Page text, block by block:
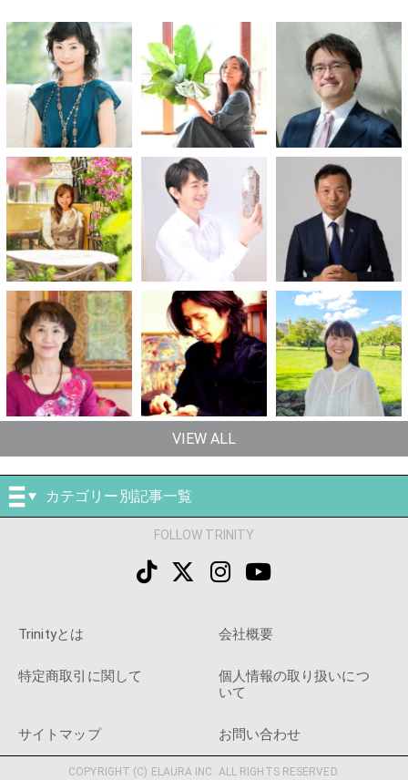
VIEW ALL
カテゴリー別記事一覧
FOLLOW TRINITY
Trinityとは 会社概要
特定商取引に関して
個人情報の取り扱いにつ
いて
サイトマップ お問い合わせ
COPYRIGHT (C) ELAURA INC. ALL RIGHTS RESERVED.